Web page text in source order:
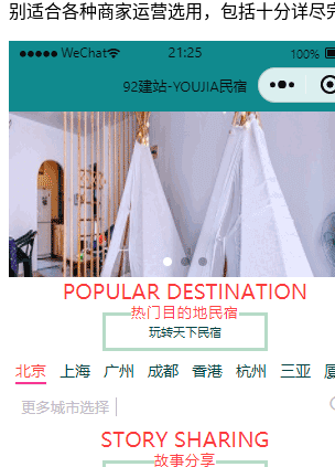
别适合各种商家运营选用，包括十分详尽